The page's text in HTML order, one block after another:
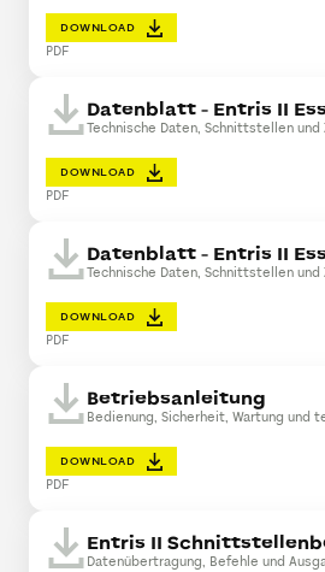
DOWNLOAD
PDF
Datenblatt - Entris II
Technische Daten, Schnittstellen und
DOWNLOAD
PDF
Datenblatt - Entris II
Technische Daten, Schnittstellen und
DOWNLOAD
PDF
Betriebsanleitung
Bedienung, Sicherheit, Wartung und
DOWNLOAD
PDF
Entris II
Datenübertragung, Befehle und